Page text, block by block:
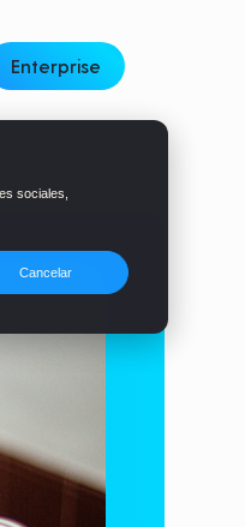
sociales,
Cancelar
Enterprise